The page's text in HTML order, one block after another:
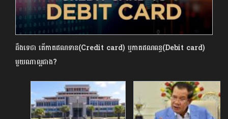
ដឹងទេថា តើកាតឥណទាន(Credit card) ឬកាតឥណពន្ធ(Debit card)
មួយណាល្អជាង?